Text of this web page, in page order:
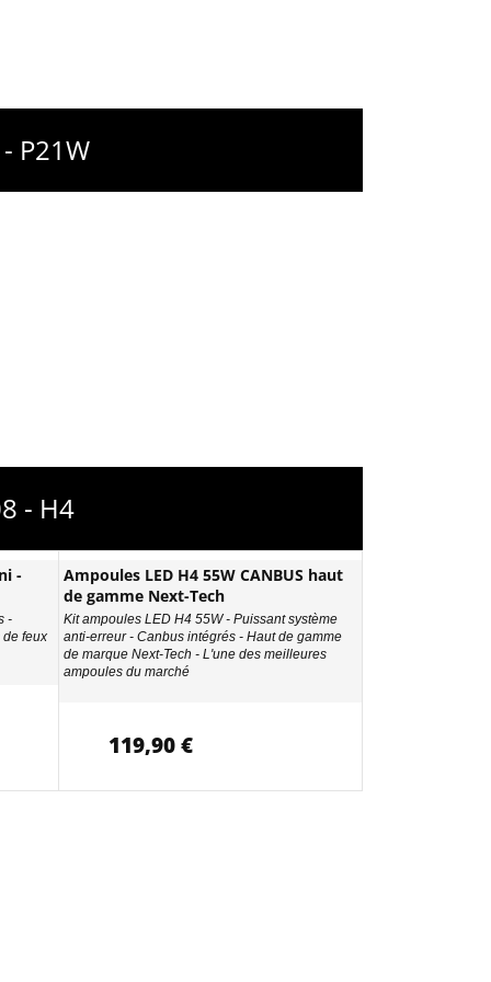
P21W
- H4
-
-
feux
Ampoules LED H4 55W CANBUS haut
de gamme Next-Tech
Kit ampoules LED H4 55W - Puissant système
anti-erreur - Canbus intégrés - Haut de gamme
de marque Next-Tech - L'une des meilleures
ampoules du marché
119,90 €